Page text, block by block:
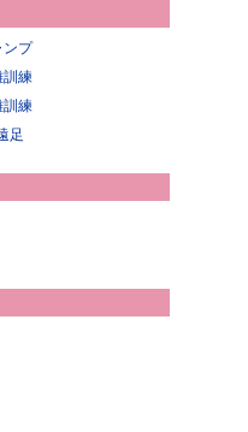
プ
練
練
足